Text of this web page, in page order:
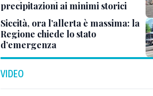
precipitazioni ai minimi storici
Siccità, ora l’allerta è massima: la
Regione chiede lo stato
d’emergenza
VIDEO